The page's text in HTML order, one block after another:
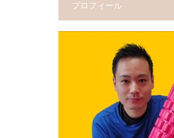
プロフィール